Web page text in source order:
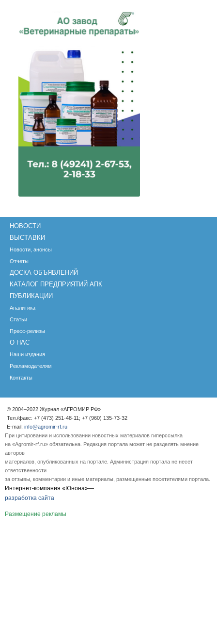
НОВОСТИ
ВЫСТАВКИ
Новости, анонсы
Отчеты
ДОСКА ОБЪЯВЛЕНИЙ
КАТАЛОГ ПРЕДПРИЯТИЙ АПК
ПУБЛИКАЦИИ
Аналитика
Статьи
Пресс-релизы
О НАС
Наши издания
Рекламодателям
Контакты
© 2004–2022 Журнал «АГРОМИР РФ»
Тел./факс: +7 (473) 251-48-11; +7 (960) 135-73-32
E-mail: info@agromir-rf.ru
При цитировании и использовании новостных материалов гиперссылка
на «Agromir-rf.ru» обязательна. Редакция портала может не разделять мнение
авторов
материалов, опубликованных на портале. Администрация портала не несет
ответственности
за отзывы, комментарии и иные материалы, размещенные посетителями портала.
Интернет-компания «Юнона»—
разработка сайта
Размещение рекламы